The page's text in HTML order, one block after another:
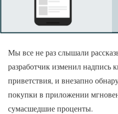
Мы все не раз слышали
разработчик изменил надпись
приветствия, и внезапно
покупки в приложении
сумасшедшие проценты.